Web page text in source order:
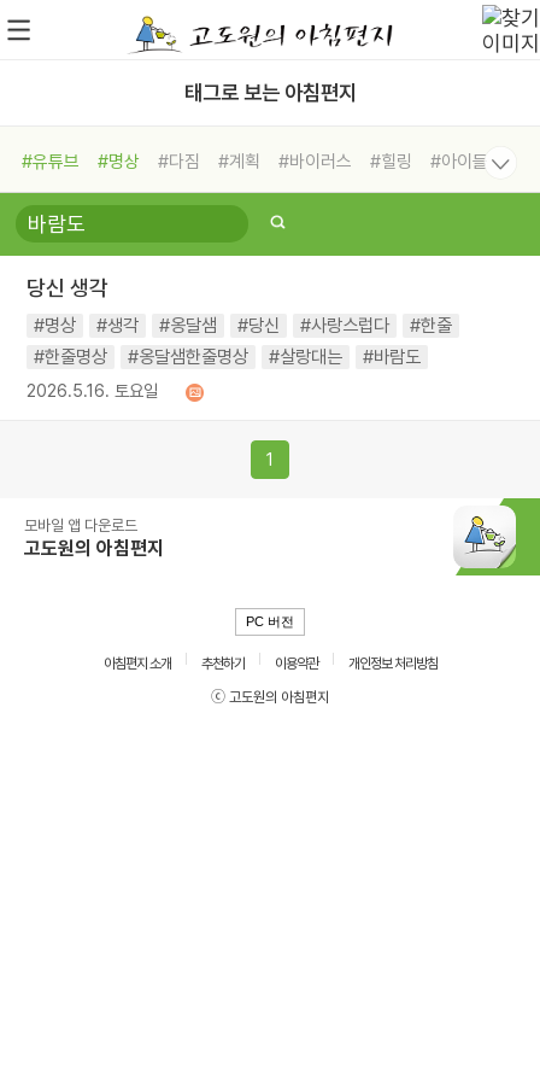
태그로 보는 아침편지
#유튜브 #명상 #다짐 #계획 #바이러스 #힐링
#아이들
#비전캠프
#독서캠프 #삶
#희망
#나눔 #친구 #링컨학교
#독서
#건강
당신 생각
#명상 #생각 #옹달샘 #당신 #사랑스럽다
#한줄
#한줄명상
#옹달샘한줄명상 #살랑대는 #바람도
2026.5.16. 토요일
1
모바일 앱 다운로드
고도원의 아침편지
PC 버전
아침편지 소개 추천하기 이용약관
개인정보 처리방침
ⓒ 고도원의 아침편지